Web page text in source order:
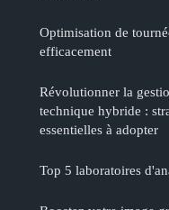
Optimisation de
efficacement
Révolutionner la
technique hybride :
essentielles à adopter
Top 5 laboratoires